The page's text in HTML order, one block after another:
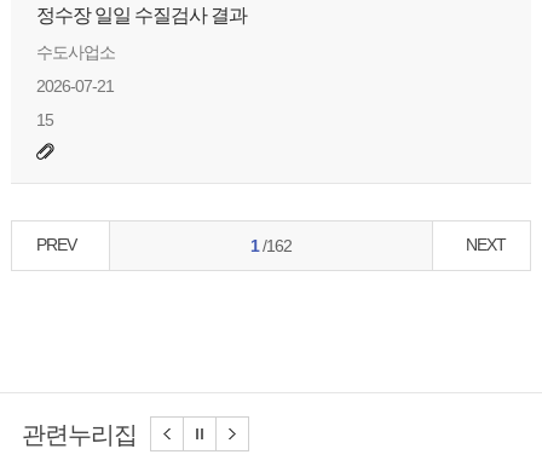
정수장 일일 수질검사 결과
수도사업소
2026-07-21
15
PREV 1/162 NEXT
관련누리집